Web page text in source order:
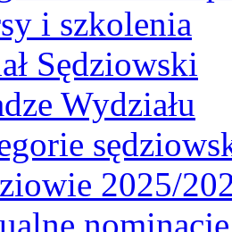
i szkolenia
Sędziowski
Wydziału
2025/